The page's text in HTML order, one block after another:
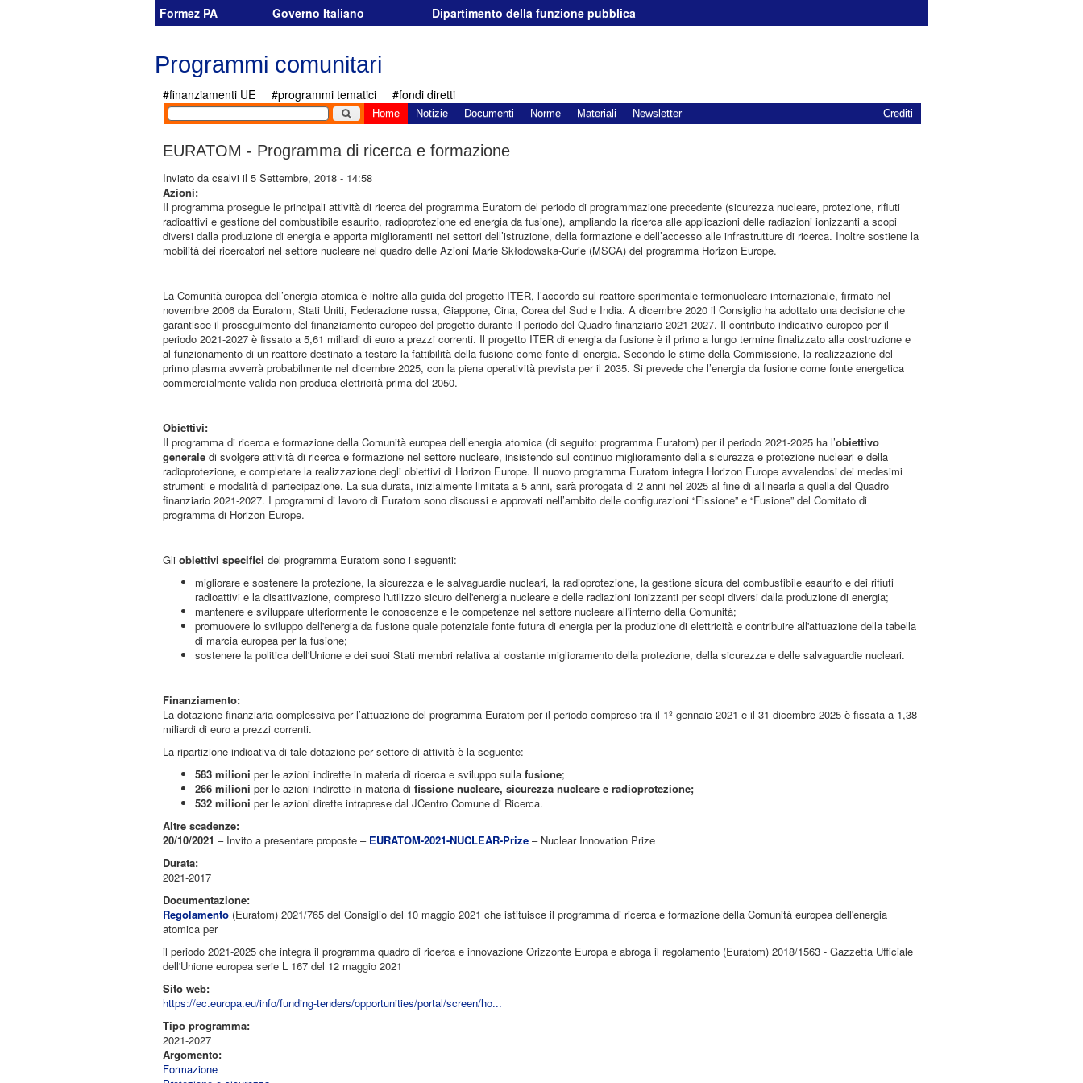
Formez PA Governo Italiano Dipartimento della funzione pubblica
Programmi comunitari
#finanziamenti UE #programmi tematici #fondi diretti
Home Notizie Documenti Norme Materiali Newsletter Crediti
EURATOM - Programma di ricerca e formazione
Inviato da csalvi il 5 Settembre, 2018 - 14:58
Azioni:
Il programma prosegue le principali attività di ricerca del programma Euratom del periodo di programmazione precedente (sicurezza nucleare, protezione, rifiuti
radioattivi e gestione del combustibile esaurito, radioprotezione ed energia da fusione), ampliando la ricerca alle applicazioni delle radiazioni ionizzanti a scopi
diversi dalla produzione di energia e apporta miglioramenti nei settori dell’istruzione, della formazione e dell’accesso alle infrastrutture di ricerca. Inoltre sostiene la
mobilità dei ricercatori nel settore nucleare nel quadro delle Azioni Marie Skłodowska-Curie (MSCA) del programma Horizon Europe.
La Comunità europea dell’energia atomica è inoltre alla guida del progetto ITER, l’accordo sul reattore sperimentale termonucleare internazionale, firmato nel
novembre 2006 da Euratom, Stati Uniti, Federazione russa, Giappone, Cina, Corea del Sud e India. A dicembre 2020 il Consiglio ha adottato una decisione che
garantisce il proseguimento del finanziamento europeo del progetto durante il periodo del Quadro finanziario 2021-2027. Il contributo indicativo europeo per il
periodo 2021-2027 è fissato a 5,61 miliardi di euro a prezzi correnti. Il progetto ITER di energia da fusione è il primo a lungo termine finalizzato alla costruzione e
al funzionamento di un reattore destinato a testare la fattibilità della fusione come fonte di energia. Secondo le stime della Commissione, la realizzazione del
primo plasma avverrà probabilmente nel dicembre 2025, con la piena operatività prevista per il 2035. Si prevede che l’energia da fusione come fonte energetica
commercialmente valida non produca elettricità prima del 2050.
Obiettivi:
Il programma di ricerca e formazione della Comunità europea dell’energia atomica (di seguito: programma Euratom) per il periodo 2021-2025 ha l’obiettivo
generale di svolgere attività di ricerca e formazione nel settore nucleare, insistendo sul continuo miglioramento della sicurezza e protezione nucleari e della
radioprotezione, e completare la realizzazione degli obiettivi di Horizon Europe. Il nuovo programma Euratom integra Horizon Europe avvalendosi dei medesimi
strumenti e modalità di partecipazione. La sua durata, inizialmente limitata a 5 anni, sarà prorogata di 2 anni nel 2025 al fine di allinearla a quella del Quadro
finanziario 2021-2027. I programmi di lavoro di Euratom sono discussi e approvati nell’ambito delle configurazioni “Fissione” e “Fusione” del Comitato di
programma di Horizon Europe.
Gli obiettivi specifici del programma Euratom sono i seguenti:
migliorare e sostenere la protezione, la sicurezza e le salvaguardie nucleari, la radioprotezione, la gestione sicura del combustibile esaurito e dei rifiuti
radioattivi e la disattivazione, compreso l'utilizzo sicuro dell'energia nucleare e delle radiazioni ionizzanti per scopi diversi dalla produzione di energia;
mantenere e sviluppare ulteriormente le conoscenze e le competenze nel settore nucleare all'interno della Comunità;
promuovere lo sviluppo dell'energia da fusione quale potenziale fonte futura di energia per la produzione di elettricità e contribuire all'attuazione della tabella
di marcia europea per la fusione;
sostenere la politica dell'Unione e dei suoi Stati membri relativa al costante miglioramento della protezione, della sicurezza e delle salvaguardie nucleari.
Finanziamento:
La dotazione finanziaria complessiva per l’attuazione del programma Euratom per il periodo compreso tra il 1º gennaio 2021 e il 31 dicembre 2025 è fissata a 1,38
miliardi di euro a prezzi correnti.
La ripartizione indicativa di tale dotazione per settore di attività è la seguente:
583 milioni per le azioni indirette in materia di ricerca e sviluppo sulla fusione;
266 milioni per le azioni indirette in materia di fissione nucleare, sicurezza nucleare e radioprotezione;
532 milioni per le azioni dirette intraprese dal JCentro Comune di Ricerca.
Altre scadenze:
20/10/2021 – Invito a presentare proposte – EURATOM-2021-NUCLEAR-Prize – Nuclear Innovation Prize
Durata:
2021-2017
Documentazione:
Regolamento (Euratom) 2021/765 del Consiglio del 10 maggio 2021 che istituisce il programma di ricerca e formazione della Comunità europea dell'energia
atomica per
il periodo 2021-2025 che integra il programma quadro di ricerca e innovazione Orizzonte Europa e abroga il regolamento (Euratom) 2018/1563 - Gazzetta Ufficiale
dell'Unione europea serie L 167 del 12 maggio 2021
Sito web:
https://ec.europa.eu/info/funding-tenders/opportunities/portal/screen/ho...
Tipo programma:
2021-2027
Argomento:
Formazione